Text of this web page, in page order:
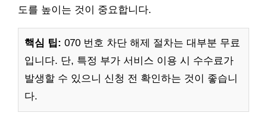
도를 높이는 것이 중요합니다.
핵심 팁: 070 번호 차단 해제 절차는 대부분 무료
입니다. 단, 특정 부가 서비스 이용 시 수수료가
발생할 수 있으니 신청 전 확인하는 것이 좋습니
다.